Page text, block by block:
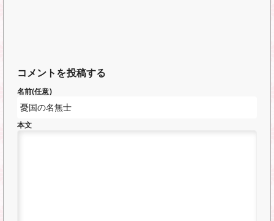
コメントを投稿する
名前(任意)
本文